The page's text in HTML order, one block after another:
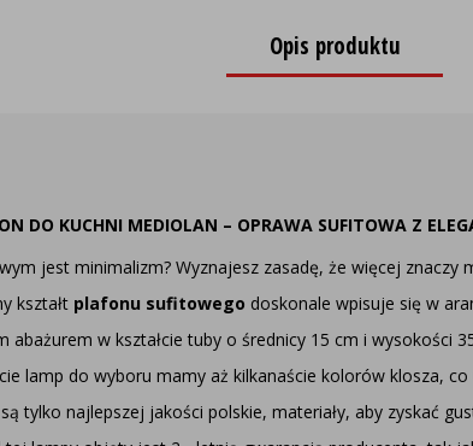
Opis produktu
DO KUCHNI MEDIOLAN – OPRAWA SUFITOWA Z
jest minimalizm? Wyznajesz zasadę, że więcej znaczy
kształt plafonu sufitowego doskonale wpisuje się w
abażurem w kształcie tuby o średnicy 15 cm i wysokości
lamp do wyboru mamy aż kilkanaście kolorów klosza,
tylko najlepszej jakości polskie, materiały, aby zyskać